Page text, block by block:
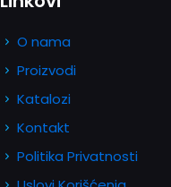
O nama
Proizvodi
Katalozi
Kontakt
Politika Privatnosti